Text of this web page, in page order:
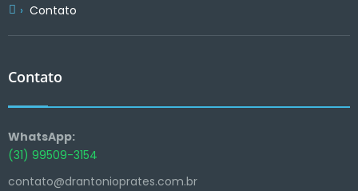
Contato
Contato
WhatsApp:
(31) 99509-3154
contato@drantonioprates.com.br